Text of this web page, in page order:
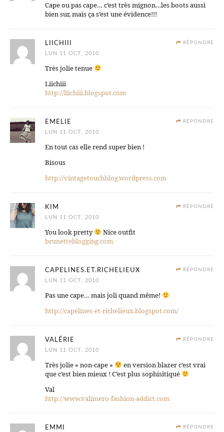
Cape ou pas cape… c’est très mignon…les boots aussi
bien sur, mais ça s’est une évidence!!!
RÉPONDRE
LIICHIII
LUN 11 OCT, 2010
Très jolie tenue
Liichiii
http://liichiii.blogspot.com
RÉPONDRE
EMELIE
LUN 11 OCT, 2010
En tout cas elle rend super bien !
Bisous
http://vintagetouchblog.wordpress.com
RÉPONDRE
KIM
LUN 11 OCT, 2010
You look pretty
Nice outfit
brunetteblogging.com
RÉPONDRE
CAPELINES.ET.RICHELIEUX
LUN 11 OCT, 2010
Pas une cape… mais joli quand même!
http://capelines-et-richelieux.blogspot.com/
RÉPONDRE
VALÉRIE
LUN 11 OCT, 2010
Très jolie « non-cape »
en version blazer c’est vrai
que c’est bien mieux ! C’est plus sophisitiqué
Val
http://www.valimero-fashion-addict.com
RÉPONDRE
EMMI